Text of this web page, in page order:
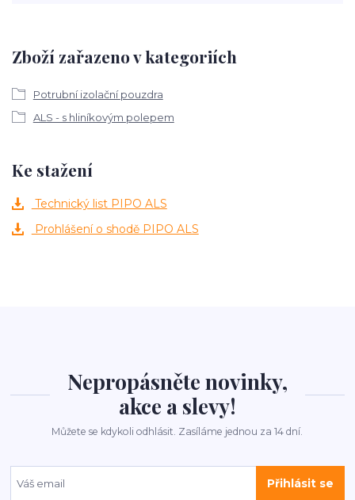
Zboží zařazeno v kategoriích
Potrubní izolační pouzdra
ALS - s hliníkovým polepem
Ke stažení
Technický list PIPO ALS
Prohlášení o shodě PIPO ALS
Nepropásněte novinky,
akce a slevy!
Můžete se kdykoli odhlásit. Zasíláme jednou za 14 dní.
Přihlásit se